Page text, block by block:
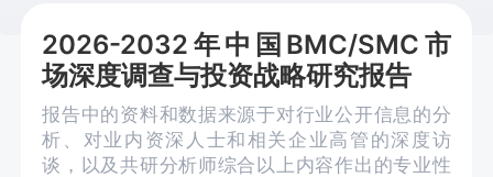
2026-2032年中国BMC/SMC市
场深度调查与投资战略研究报告
报告中的资料和数据来源于对行业公开信息的分
析、对业内资深人士和相关企业高管的深度访
谈，以及共研分析师综合以上内容作出的专业性